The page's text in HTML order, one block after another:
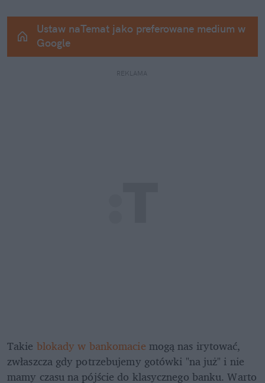
Ustaw naTemat jako preferowane medium w
Google
REKLAMA
Takie blokady w bankomacie mogą nas irytować,
zwłaszcza gdy potrzebujemy gotówki "na już" i nie
mamy czasu na pójście do klasycznego banku. Warto